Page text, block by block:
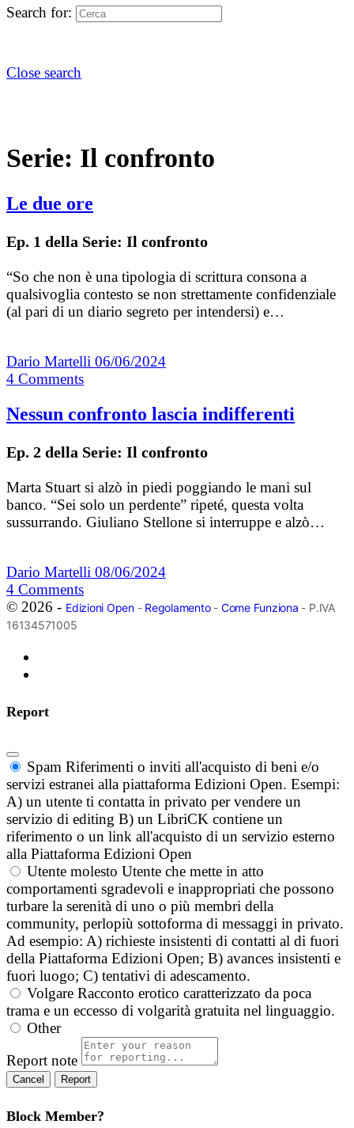
Search for:
Close search
Serie: Il confronto
Le due ore
Ep. 1 della Serie: Il confronto
“So che non è una tipologia di scrittura consona a
qualsivoglia contesto se non strettamente confidenziale
(al pari di un diario segreto per intendersi) e…
Dario Martelli 06/06/2024
4 Comments
Nessun confronto lascia indifferenti
Ep. 2 della Serie: Il confronto
Marta Stuart si alzò in piedi poggiando le mani sul
banco. “Sei solo un perdente” ripeté, questa volta
sussurrando. Giuliano Stellone si interruppe e alzò…
Dario Martelli 08/06/2024
4 Comments
© 2026 - Edizioni Open- Regolamento- Come Funziona - P.IVA
16134571005
Report
Spam Riferimenti o inviti all'acquisto di beni e/o
servizi estranei alla piattaforma Edizioni Open. Esempi:
A) un utente ti contatta in privato per vendere un
servizio di editing B) un LibriCK contiene un
riferimento o un link all'acquisto di un servizio esterno
alla Piattaforma Edizioni Open
Utente molesto Utente che mette in atto
comportamenti sgradevoli e inappropriati che possono
turbare la serenità di uno o più membri della
community, perlopiù sottoforma di messaggi in privato.
Ad esempio: A) richieste insistenti di contatti al di fuori
della Piattaforma Edizioni Open; B) avances insistenti e
fuori luogo; C) tentativi di adescamento.
Volgare Racconto erotico caratterizzato da poca
trama e un eccesso di volgarità gratuita nel linguaggio.
Other
Report note
Report
Block Member?